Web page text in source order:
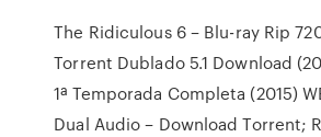
The Ridiculous 6 – Blu-ray Rip
Torrent Dublado 5.1 Download
1ª Temporada Completa (2015)
Dual Audio – Download Torrent;